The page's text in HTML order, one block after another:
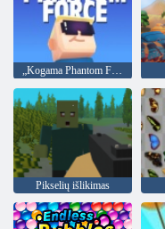
„Kogama Phantom Force“
Pikselių išlikimas